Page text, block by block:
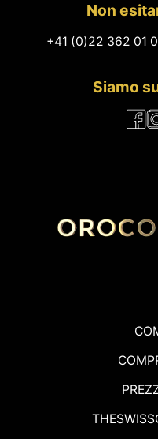
Non
+41 (0)22 362 01
Siamo